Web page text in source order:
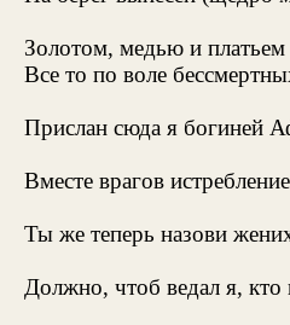
Золотом, медью и
Все то по воле
Прислан сюда я богиней
Вместе врагов
Ты же теперь назови
Должно, чтоб ведал я, кто